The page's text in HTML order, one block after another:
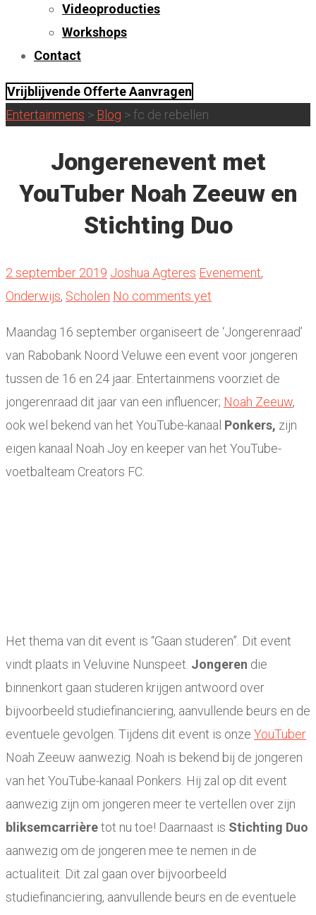
Videoproducties
Workshops
Contact
Vrijblijvende Offerte Aanvragen
Entertainmens > Blog > fc de rebellen
Jongerenevent met
YouTuber Noah Zeeuw en
Stichting Duo
2 september 2019 Joshua Agteres Evenement,
Onderwijs, Scholen No comments yet
Maandag 16 september organiseert de ‘Jongerenraad’
van Rabobank Noord Veluwe een event voor jongeren
tussen de 16 en 24 jaar. Entertainmens voorziet de
jongerenraad dit jaar van een influencer; Noah Zeeuw,
ook wel bekend van het YouTube-kanaal Ponkers, zijn
eigen kanaal Noah Joy en keeper van het YouTube-
voetbalteam Creators FC.
Het thema van dit event is “Gaan studeren”. Dit event
vindt plaats in Veluvine Nunspeet. Jongeren die
binnenkort gaan studeren krijgen antwoord over
bijvoorbeeld studiefinanciering, aanvullende beurs en de
eventuele gevolgen. Tijdens dit event is onze YouTuber
Noah Zeeuw aanwezig. Noah is bekend bij de jongeren
van het YouTube-kanaal Ponkers. Hij zal op dit event
aanwezig zijn om jongeren meer te vertellen over zijn
bliksemcarrièretot nu toe! Daarnaast is Stichting Duo
aanwezig om de jongeren mee te nemen in de
actualiteit. Dit zal gaan over bijvoorbeeld
studiefinanciering, aanvullende beurs en de eventuele